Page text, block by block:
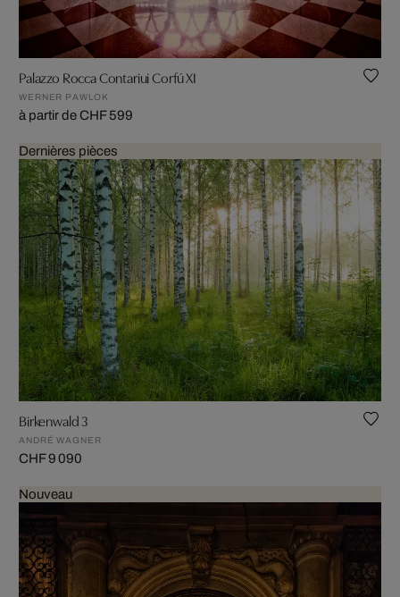
Palazzo Rocca Contariui Corfú XI
WERNER PAWLOK
à partir de CHF 599
Dernières pièces
Birkenwald 3
ANDRÉ WAGNER
CHF 9 090
Nouveau